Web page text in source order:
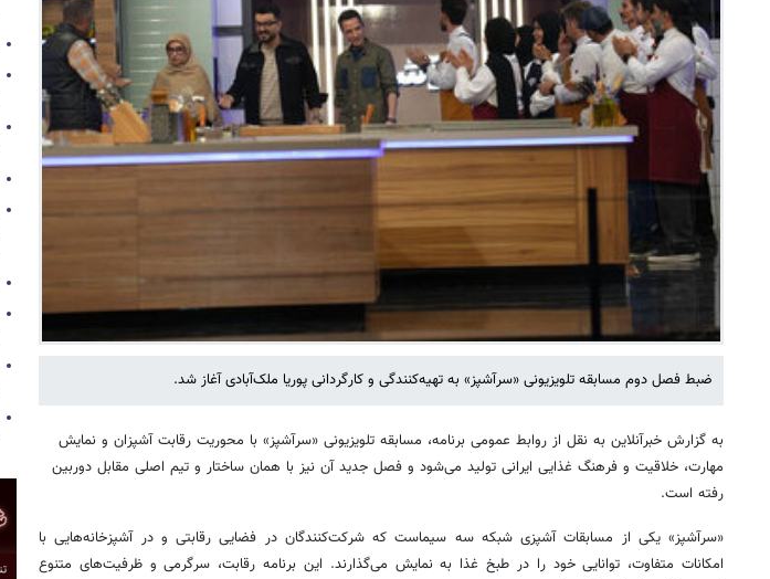
ضبط فصل دوم مسابقه تلویزیونی «سرآشپز» به تهیه‌کنندگی و کارگردانی پوریا ملک‌آبادی آغاز شد.
به گزارش خبرآنلاین به نقل از روابط عمومی برنامه، مسابقه تلویزیونی «سرآشپز» با محوریت رقابت آشپزان و نمایش
مهارت، خلاقیت و فرهنگ غذایی ایرانی تولید می‌شود و فصل جدید آن نیز با همان ساختار و تیم اصلی مقابل دوربین
رفته است.
«سرآشپز» یکی از مسابقات آشپزی شبکه سه سیماست که شرکت‌کنندگان در فضایی رقابتی و در آشپزخانه‌هایی با
امکانات متفاوت، توانایی خود را در طبخ غذا به نمایش می‌گذارند. این برنامه رقابت، سرگرمی و ظرفیت‌های متنوع